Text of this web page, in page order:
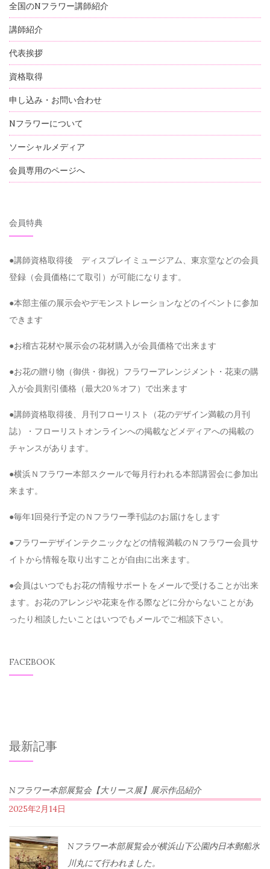
全国のNフラワー講師紹介
講師紹介
代表挨拶
資格取得
申し込み・お問い合わせ
Nフラワーについて
ソーシャルメディア
会員専用のページへ
会員特典
●講師資格取得後 ディスプレイミュージアム、東京堂などの会員
登録（会員価格にて取引）が可能になります。
●本部主催の展示会やデモンストレーションなどのイベントに参加
できます
●お稽古花材や展示会の花材購入が会員価格で出来ます
●お花の贈り物（御供・御祝）フラワーアレンジメント・花束の購
入が会員割引価格（最大20％オフ）で出来ます
●講師資格取得後、月刊フローリスト（花のデザイン満載の月刊
誌）・フローリストオンラインへの掲載などメディアへの掲載の
チャンスがあります。
●横浜Ｎフラワー本部スクールで毎月行われる本部講習会に参加出
来ます。
●毎年1回発行予定のＮフラワー季刊誌のお届けをします
●フラワーデザインテクニックなどの情報満載のＮフラワー会員サ
イトから情報を取り出すことが自由に出来ます。
●会員はいつでもお花の情報サポートをメールで受けることが出来
ます。お花のアレンジや花束を作る際などに分からないことがあ
ったり相談したいことはいつでもメールでご相談下さい。
FACEBOOK
最新記事
Nフラワー本部展覧会【大リース展】展示作品紹介
2025年2月14日
Nフラワー本部展覧会が横浜山下公園内日本郵船氷
川丸にて行われました。